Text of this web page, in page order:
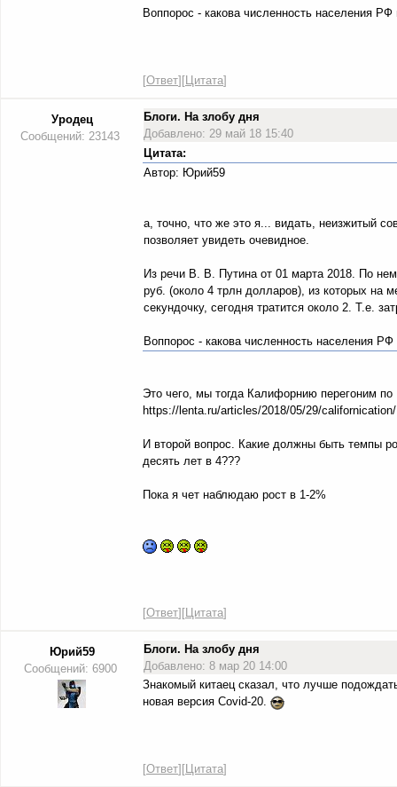
Воппорос - какова численность населения РФ
[Ответ][Цитата]
Уродец
Сообщений: 23143
Блоги. На злобу дня
Добавлено: 29 май 18 15:40
Цитата:
Автор: Юрий59
а, точно, что же это я... видать, неизжитый
позволяет увидеть очевидное.
Из речи В. В. Путина от 01 марта 2018. По
руб. (около 4 трлн долларов), из которых на
секундочку, сегодня тратится около 2. Т.е.
Воппорос - какова численность населения
Это чего, мы тогда Калифорнию перегоним
https://lenta.ru/articles/2018/05/29/californication/
И второй вопрос. Какие должны быть темпы
десять лет в 4???
Пока я чет наблюдаю рост в 1-2%
[Ответ][Цитата]
Юрий59
Сообщений: 6900
Блоги. На злобу дня
Добавлено: 8 мар 20 14:00
Знакомый китаец сказал, что лучше
новая версия Соvid-20.
[Ответ][Цитата]